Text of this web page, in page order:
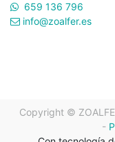
659 136 796
info@zoalfer.es
Copyright ©
-